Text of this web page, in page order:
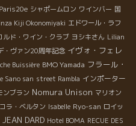
シャポームロン ワインバー 国
Kiji Okonomiyaki エドワール・ラフ
ルド・ワイン・クラブ ヨシキさん Lilian
・ヴァン20周年記念 イヴォ・フェレ
Buissière BMO Yamada フラール・
Sano san street Rambla インポーター
ンブラン Nomura Unison マリオン
ラ・ベルタン Isabelle Ryo-san ロイッ
JEAN DARD Hotel BOMA RECUE DES